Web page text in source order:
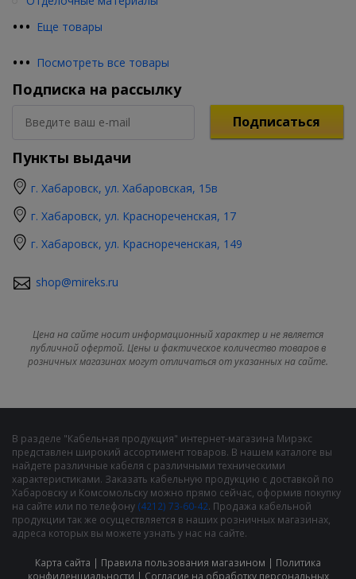
••• Еще товары
••• Посмотреть все товары
Подписка на рассылку
Подписаться
Пункты выдачи
г. Хабаровск, ул. Хабаровская, 15в
г. Хабаровск, ул. Краснореченская, 17
г. Хабаровск, ул. Краснореченская, 149
shop@mireks.ru
Цена на сайте носит информационный характер и не является
публичной офертой. Цены и фактическое количество товаров в
розничных магазинах могут отличаться от указанных на сайте.
В разделе "Кабельная продукция" интернет-магазина Мирэкс
представлен широкий ассортимент товаров. В нашем каталоге вы
найдете различные кабеля с различными техническими
характеристиками. Заказать кабельную продукцию с доставкой по
Хабаровску и Комсомольску можно прямо сейчас, оформив покупку
на сайте или по телефону (4212) 73-60-42. Продажа кабельной
продукции так же осуществляется в наших розничных магазинах,
адреса которых вы можете узнать у нас на сайте.
Карта сайта | Правила пользования магазином | Политика
конфиденциальности | Cогласие на обработку персональных